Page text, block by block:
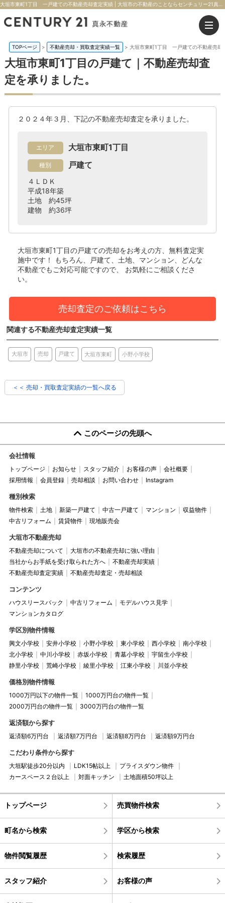
TOPページ > 不動産売却・買取査定実績一覧 > 大垣市東町1丁目 一戸建ての不動産売却
大垣市東町1丁目の戸建て｜不動産売却査
定を承りました。
２０２４年３月、下記の不動産売却査定を承りました。
エリア 大垣市東町1丁目
種別 戸建て
４ＬＤＫ
平成18年築
土地 約45坪
建物 約36坪
大垣市東町1丁目の戸建ての売却をお考えの方、無料査定実
施中です！
もちろん、戸建て、土地、マンション、どんな
不動産でもご対応可能ですので、 お気軽にご相談くださ
い。
売却査定のご依頼はこちら
関連する不動産売却査定実績一覧
大垣市 売却 戸建て 大垣市東町 小野小学校
＜＜ 売却・買取査定実績の一覧へ戻る
このページの先頭へ
会社情報
トップページ お知らせ スタッフ紹介 お客様の声
会社概要
採用情報
会員登録 売却相談 お問い合わせ Instagram
種別検索
物件検索 土地 新築一戸建て 中古一戸建て マンション
収益物件
中古リフォーム
賃貸物件 現地販売会
大垣市不動産売却
不動産売却について
大垣市の不動産売却に強い理由
当社からお手紙を受け取られた方へ
不動産売却実績
不動産売却査定実績
不動産売却査定・売却相談
コンテンツ
ハウスリースバック 中古リフォーム
モデルハウス見学
マンションカタログ
学区別物件情報
興文小学校 安井小学校 小野小学校 東小学校 西小学校
南小学校
北小学校
中川小学校 赤坂小学校 青墓小学校
宇留生小学校
静里小学校
荒崎小学校 綾里小学校 江東小学校 川並小学校
価格別物件情報
1000万円以下の物件一覧
1000万円台の物件一覧
2000万円台の物件一覧
3000万円台の物件一覧
返済額から探す
返済額6万円台 返済額7万円台 返済額8万円台 返済額9万円台
こだわり条件から探す
大垣駅徒歩20分以内 LDK15帖以上
プライスダウン物件
カースペース２台以上
対面キッチン 土地面積50坪以上
トップページ 売買物件検索
町名から検索 学区から検索
物件閲覧履歴 検索履歴
スタッフ紹介 お客様の声